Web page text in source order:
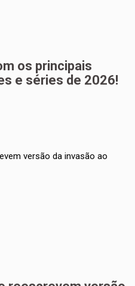
os principais
e séries de 2026!